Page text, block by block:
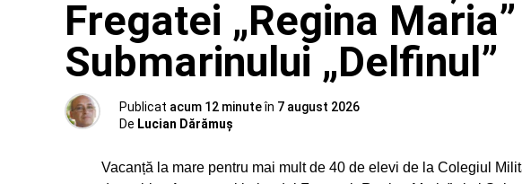
Fregatei „Regina
Submarinului „Delfinul”
Publicat acum 12 minuteîn 7 august 2026
De Lucian Dărămuș
Vacanță la mare pentru mai mult de 40 de elevi de la Colegiul